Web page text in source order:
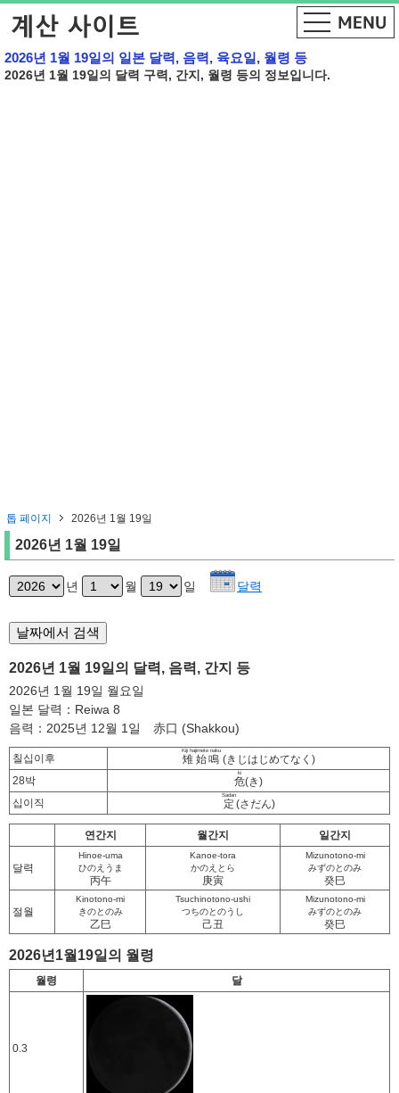
2026년 1월 19일의 일본 달력, 음력, 육요일, 월령 등
2026년 1월 19일의 달력 구력, 간지, 월령 등의 정보입니다.
톱 페이지 2026년 1월 19일
2026년 1월 19일
년 월 일 달력
2026년 1월 19일의 달력, 음력, 간지 등
2026년 1월 19일 월요일
일본 달력：Reiwa 8
음력：2025년 12월 1일 赤口 (Shakkou)
칠십이후 雉始鳴
Kiji hajimete naku
(きじはじめてなく)
28박
危
ki
(き)
십이직
定
Sadan
(さだん)
연간지 월간지 일간지
달력
Hinoe-uma
ひのえうま
丙午
Kanoe-tora
かのえとら
庚寅
Mizunotono-mi
みずのとのみ
癸巳
절월
Kinotono-mi
きのとのみ
乙巳
Tsuchinotono-ushi
つちのとのうし
己丑
Mizunotono-mi
みずのとのみ
癸巳
2026년1월19일의 월령
월령 달
0.3